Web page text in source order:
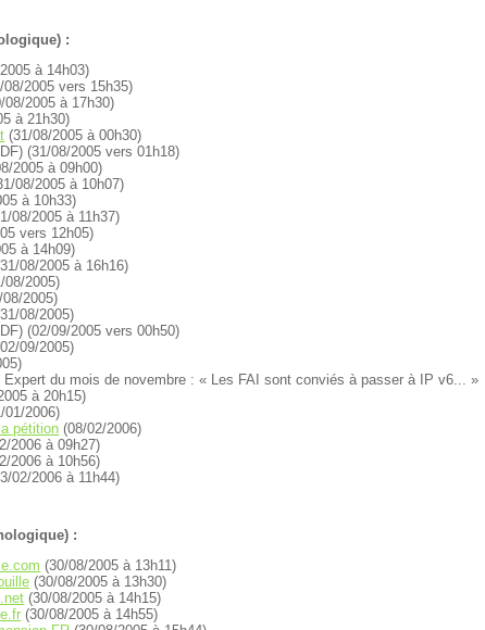
:
à 14h03)
08/2005 vers 15h35)
08/2005 à 17h30)
à 21h30)
(31/08/2005 à 00h30)
(31/08/2005 vers 01h18)
2005 à 09h00)
08/2005 à 10h07)
à 10h33)
08/2005 à 11h37)
vers 12h05)
à 14h09)
08/2005 à 16h16)
08/2005)
08/2005)
08/2005)
(02/09/2005 vers 00h50)
09/2005)
du mois de novembre :
Les FAI sont conviés à passer à IP v6...
à 20h15)
01/2006)
pétition (08/02/2006)
2006 à 09h27)
2006 à 10h56)
02/2006 à 11h44)
:
(30/08/2005 à 13h11)
(30/08/2005 à 13h30)
(30/08/2005 à 14h15)
(30/08/2005 à 14h55)